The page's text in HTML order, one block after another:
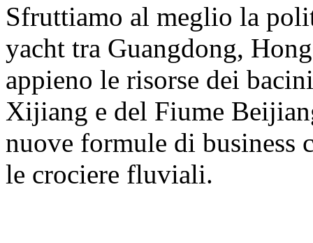
Sfruttiamo al meglio la
yacht tra Guangdong,
appieno le risorse dei
Xijiang e del Fiume
nuove formule di business
le crociere fluviali.